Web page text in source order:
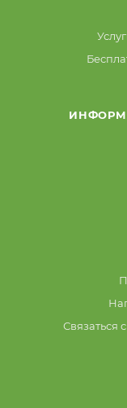
Связаться